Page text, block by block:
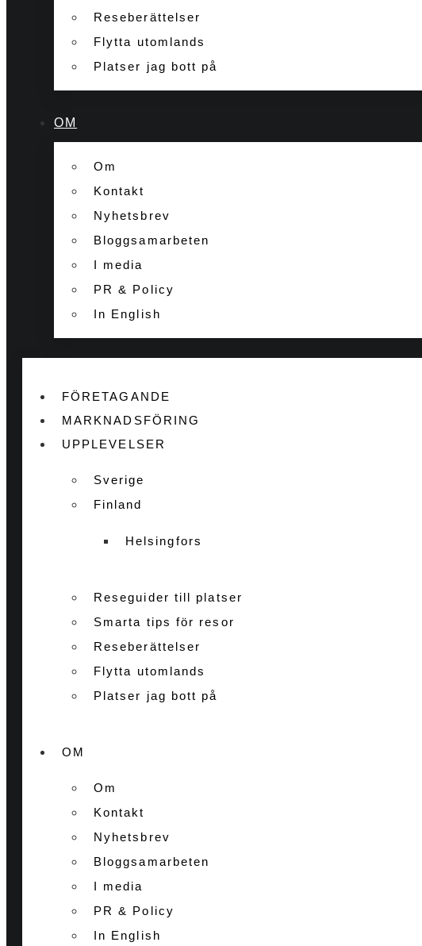
Reseberättelser
Flytta utomlands
Platser jag bott på
OM
Om
Kontakt
Nyhetsbrev
Bloggsamarbeten
I media
PR & Policy
In English
FÖRETAGANDE
MARKNADSFÖRING
UPPLEVELSER
Sverige
Finland
Helsingfors
Reseguider till platser
Smarta tips för resor
Reseberättelser
Flytta utomlands
Platser jag bott på
OM
Om
Kontakt
Nyhetsbrev
Bloggsamarbeten
I media
PR & Policy
In English